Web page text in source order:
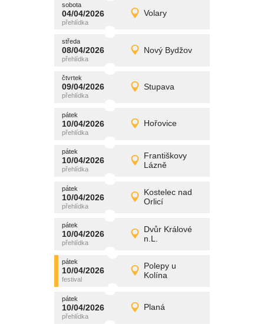
sobota
04/04/2026 Volary
sobota
04/04/2026 Detail
promítání
středa
08/04/2026 Nový Bydžov
středa
08/04/2026 Detail
promítání
čtvrtek
09/04/2026 Stupava
čtvrtek
09/04/2026 Detail
promítání
pátek
10/04/2026 Hořovice
pátek
10/04/2026 Detail
promítání
pátek
10/04/2026
Františkovy
Lázně
pátek
10/04/2026 Detail
promítání
pátek
10/04/2026
Kostelec nad
Orlicí
pátek
10/04/2026 Detail
promítání
pátek
10/04/2026
Dvůr Králové
n.L.
pátek
10/04/2026 Detail
promítání
pátek
10/04/2026
Polepy u
Kolína
pátek
10/04/2026 Detail
promítání
pátek
10/04/2026 Planá
pátek
10/04/2026 Detail
promítání